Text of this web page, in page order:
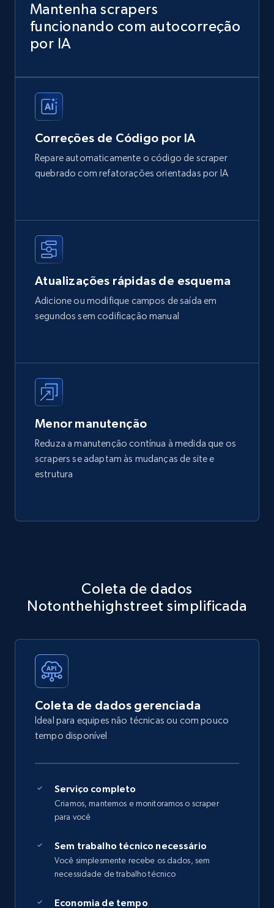
Mantenha scrapers
funcionando com autocorreção
por IA
Correções de Código por IA
Repare automaticamente o código de scraper
quebrado com refatorações orientadas por IA
Atualizações rápidas de esquema
Adicione ou modifique campos de saída em
segundos sem codificação manual
Menor manutenção
Reduza a manutenção contínua à medida que os
scrapers se adaptam às mudanças de site e
estrutura
Coleta de dados
Notonthehighstreet simplificada
Coleta de dados gerenciada
Ideal para equipes não técnicas ou com pouco
tempo disponível
Serviço completo
Criamos, mantemos e monitoramos o scraper
para você
Sem trabalho técnico necessário
Você simplesmente recebe os dados, sem
necessidade de trabalho técnico
Economia de tempo